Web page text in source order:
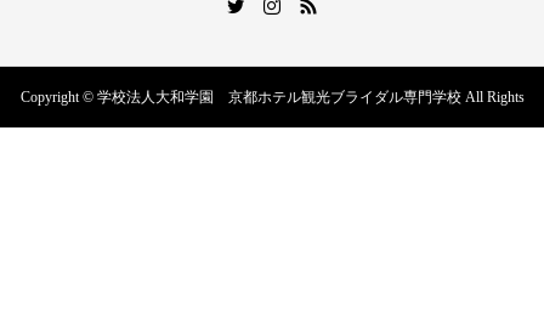
Copyright © 学校法人大和学園 京都ホテル観光ブライダル専門学校 All Rights